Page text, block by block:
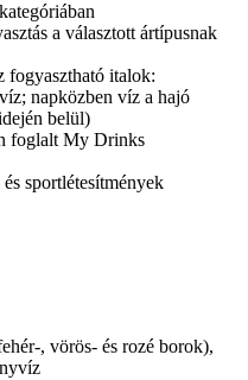
a választott ártípusnak
fogyasztható italok:
napközben víz a hajó
belül)
foglalt My Drinks
sportlétesítmények
, vörös- és rozé borok),